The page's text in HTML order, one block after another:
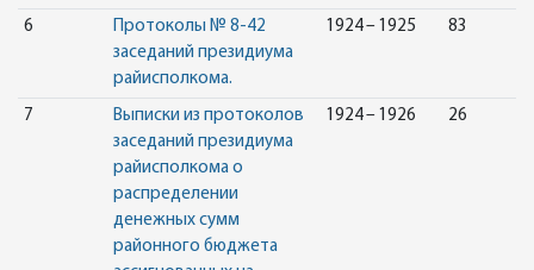
6
Протоколы № 8-42
заседаний президиума
райисполкома.
1924 – 1925 83
7
Выписки из протоколов
заседаний президиума
райисполкома о
распределении
денежных сумм
районного бюджета
1924 – 1926 26